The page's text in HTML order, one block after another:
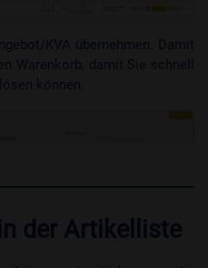
KVA übernehmen. Damit
Warenkorb, damit Sie schnell
können.
der Artikelliste